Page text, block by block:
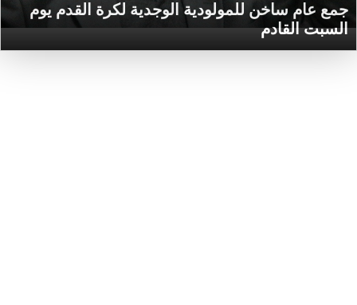
جمع عام ساخن للمولودية الوجدية لكرة القدم يوم
السبت القادم